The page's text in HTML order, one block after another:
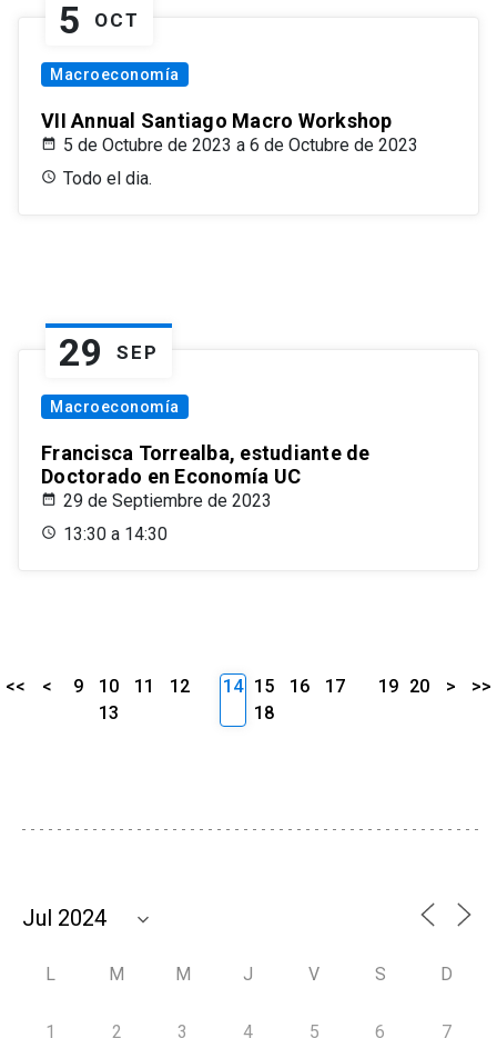
5 OCT
Macroeconomía
VII Annual Santiago Macro Workshop
5 de Octubre de 2023 a 6 de Octubre de 2023
Todo el dia.
29 SEP
Macroeconomía
Francisca Torrealba, estudiante de
Doctorado en Economía UC
29 de Septiembre de 2023
13:30 a 14:30
<< < 9 10 11
12
13
14 15 16
17
18
19 20 > >>
L M M J V S D
1 2 3 4 5 6 7